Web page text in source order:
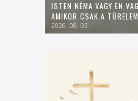
ISTEN NÉMA VAGY ÉN
AMIKOR CSAK A
2026. 08. 03.